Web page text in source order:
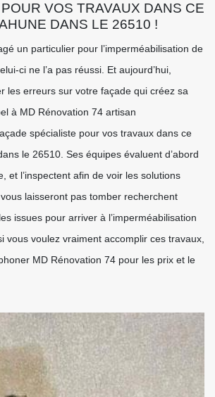
VOS TRAVAUX DANS CE
DANS LE 26510 !
un particulier pour l’imperméabilisation de
ci ne l’a pas réussi. Et aujourd’hui,
les erreurs sur votre façade qui créez sa
à MD Rénovation 74 artisan
spécialiste pour vos travaux dans ce
le 26510. Ses équipes évaluent d’abord
et l’inspectent afin de voir les solutions
laisseront pas tomber recherchent
issues pour arriver à l’imperméabilisation
vous voulez vraiment accomplir ces travaux,
MD Rénovation 74 pour les prix et le